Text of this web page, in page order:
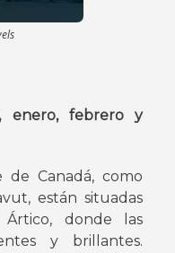
enero, febrero y
de Canadá, como
están situadas
donde las
y brillantes.